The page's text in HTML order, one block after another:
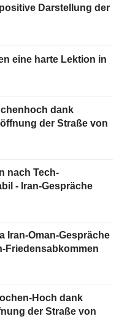
Darstellung der
eine harte Lektion in
dank
der Straße von
nach Tech-
- Iran-Gespräche
Iran-Oman-Gespräche
Friedensabkommen
Hoch dank
der Straße von